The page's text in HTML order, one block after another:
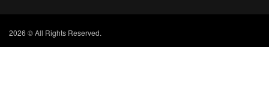
2026 © All Rights Reserved.